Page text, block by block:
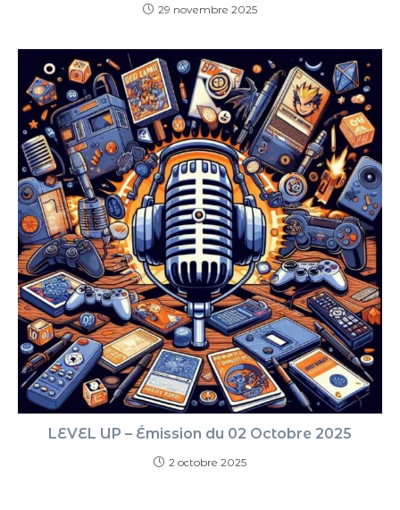
29 novembre 2025
LEVEL UP – Émission du 02 Octobre 2025
2 octobre 2025